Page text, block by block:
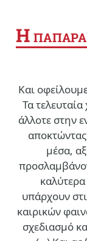
Η
Και
Τα
άλλοτε στην
αποκτώντας
μέσα,
υπάρχουν
καιρικών
σχεδιασμό